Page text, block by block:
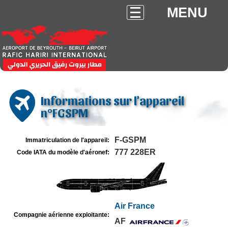
MENU
Informations sur l'appareil
n°FGSPM
Immatriculation de l'appareil: F-GSPM
Code IATA du modèle d'aéronef: 777 228ER
Compagnie aérienne exploitante:
Air France
AF